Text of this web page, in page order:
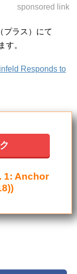
sponsored link
プラス）にて
す。
Responds to
1: Anchor